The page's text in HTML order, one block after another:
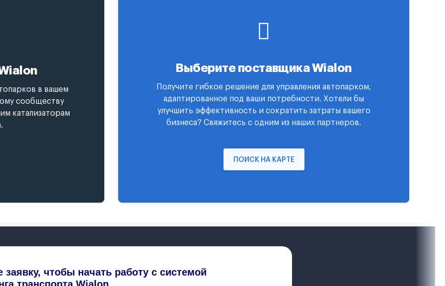
в вашем
сообществу
катализаторам
Выберите поставщика Wialon
Получите гибкое решение для управления автопарком,
адаптированное под ваши потребности. Хотели бы
улучшить эффективность и сократить затраты вашего
бизнеса? Свяжитесь с одним из наших партнеров.
ПОИСК НА КАРТЕ